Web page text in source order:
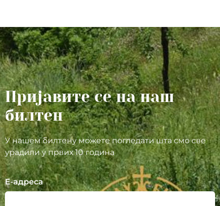
Пријавите се на наш
билтен
У нашем билтену можете погледати шта смо све
урадили у првих 10 година
Е-адреса